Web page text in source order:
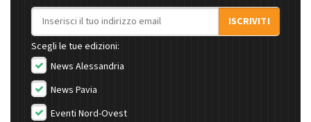
Indirizzo email
ISCRIVITI
Scegli le tue edizioni:
News Alessandria
News Pavia
Eventi Nord-Ovest